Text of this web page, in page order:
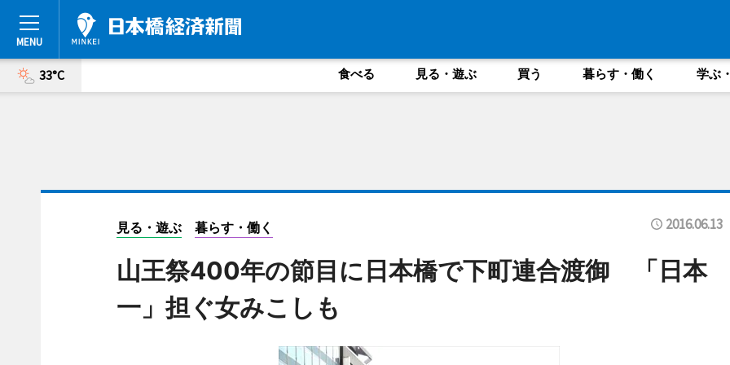
33°C 食べる 見る・遊ぶ 買う 暮らす・働く 学ぶ
見る・遊ぶ 暮らす・働く 2016.06.13
山王祭400年の節目に日本橋で下町連合渡御 「日本
一」担ぐ女みこしも